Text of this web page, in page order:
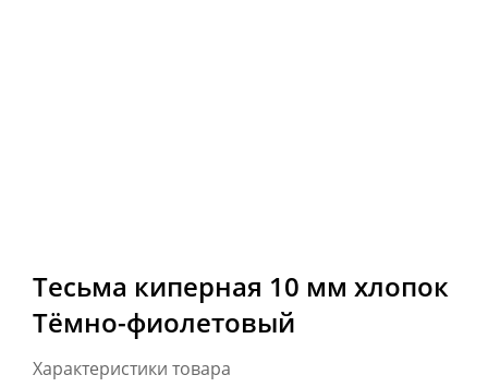
Тесьма киперная 10 мм хлопок
Тёмно-фиолетовый
Характеристики товара